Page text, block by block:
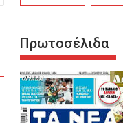
Πρωτοσέλιδα